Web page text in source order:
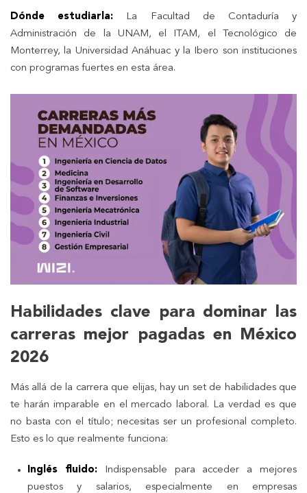
Dónde estudiarla: La Facultad de Contaduría y
Administración de la UNAM, el ITAM, el Tecnológico de
Monterrey, la Universidad Anáhuac y la Ibero son instituciones
con programas fuertes en esta área.
Habilidades clave para dominar las
carreras mejor pagadas en México
2026
Más allá de la carrera que elijas, hay un set de habilidades que
te harán imparable en el mercado laboral. La verdad es que
no basta con el título; necesitas ser un profesional completo.
Esto es lo que realmente funciona:
Inglés fluido:Indispensable para acceder a mejores
puestos y salarios, especialmente en empresas